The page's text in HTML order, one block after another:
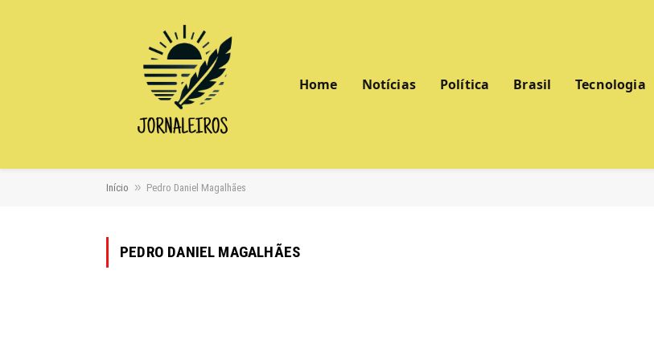
Home Notícias Política Brasil Tecnologia
Início » Pedro Daniel Magalhães
PEDRO DANIEL MAGALHÃES